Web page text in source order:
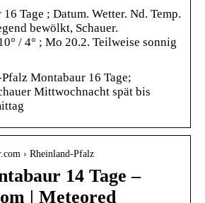
Tage ; Datum. Wetter. Nd. Temp.
bewölkt, Schauer.
/ 4° ; Mo 20.2. Teilweise sonnig
Montabaur 16 Tage;
Mittwochnacht spät bis
› Rheinland-Pfalz
14 Tage –
| Meteored